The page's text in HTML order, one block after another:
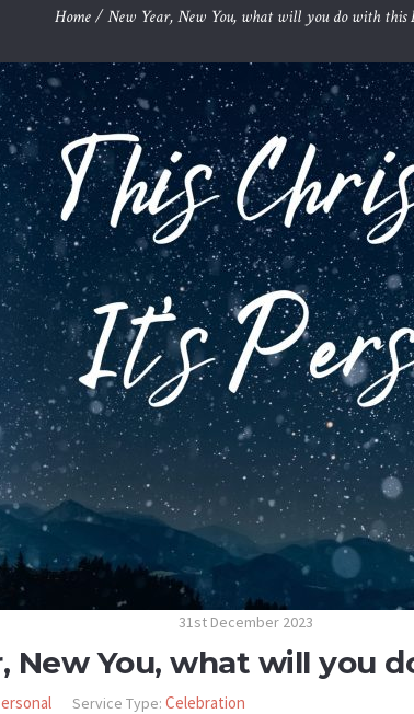
Home/New Year, New You, what will you do with this
31st December 2023
New You, what will you
Service Type: Celebration